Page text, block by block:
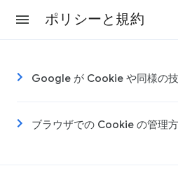
ポリシーと規約
Google が Cookie や同様の
ブラウザでの Cookie の管理